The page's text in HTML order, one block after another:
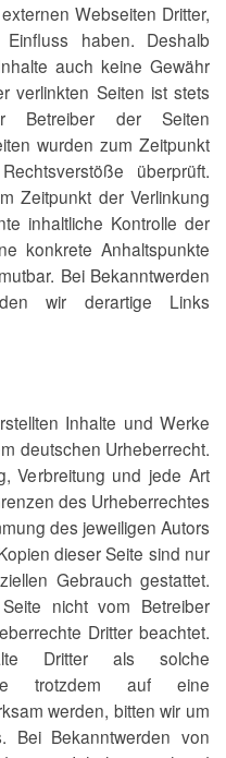
Webseiten Dritter,
haben. Deshalb
auch keine Gewähr
verlinkten Seiten ist stets
Betreiber der Seiten
wurden zum Zeitpunkt
überprüft.
Zeitpunkt der Verlinkung
inhaltliche Kontrolle der
konkrete Anhaltspunkte
Bei Bekanntwerden
wir derartige Links
Inhalte und Werke
deutschen Urheberrecht.
Verbreitung und jede Art
des Urheberrechtes
des jeweiligen Autors
dieser Seite sind nur
Gebrauch gestattet.
nicht vom Betreiber
Dritter beachtet.
Dritter als solche
trotzdem auf eine
werden, bitten wir um
Bei Bekanntwerden von